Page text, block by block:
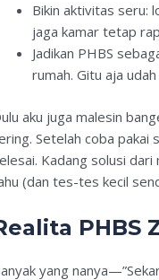
Bikin aktivitas seru:
jaga kamar tetap
Jadikan PHBS
rumah. Gitu aja
aku juga malesin
Setelah coba pakai
Kadang solusi
(dan tes-tes kecil
PHBS
yang